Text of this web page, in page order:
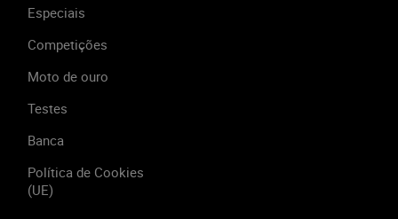
Especiais
Competições
Moto de ouro
Testes
Banca
Política de Cookies
(UE)